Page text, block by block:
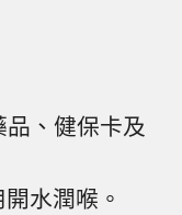
、健保卡及
水潤喉。